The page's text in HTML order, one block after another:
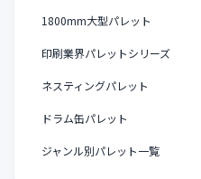
1800mm大型パレット
印刷業界パレットシリーズ
ネスティングパレット
ドラム缶パレット
ジャンル別パレット一覧